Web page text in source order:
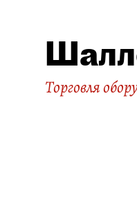
Торговля